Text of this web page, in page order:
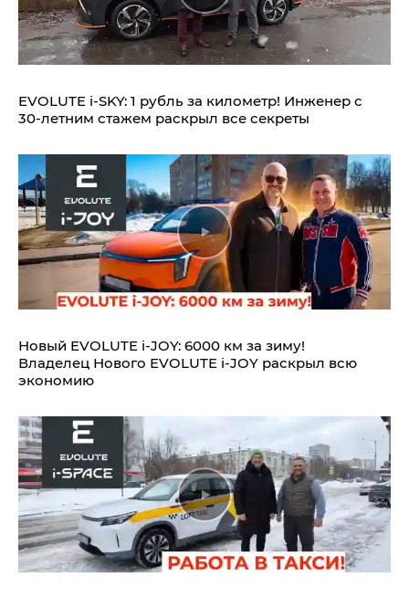
EVOLUTE i‑SKY: 1 рубль за километр! Инженер с
30-летним стажем раскрыл все секреты
Новый EVOLUTE i‑JOY: 6000 км за зиму!
Владелец Нового EVOLUTE i‑JOY раскрыл всю
экономию